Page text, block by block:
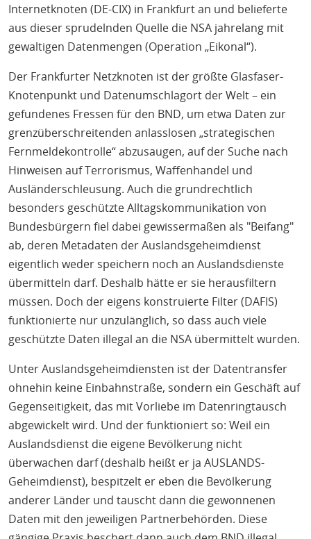
Internetknoten (DE-CIX) in Frankfurt an und belieferte
aus dieser sprudelnden Quelle die NSA jahrelang mit
gewaltigen Datenmengen (Operation „Eikonal“).
Der Frankfurter Netzknoten ist der größte Glasfaser-
Knotenpunkt und Datenumschlagort der Welt – ein
gefundenes Fressen für den BND, um etwa Daten zur
grenzüberschreitenden anlasslosen „strategischen
Fernmeldekontrolle“ abzusaugen, auf der Suche nach
Hinweisen auf Terrorismus, Waffenhandel und
Ausländerschleusung. Auch die grundrechtlich
besonders geschützte Alltagskommunikation von
Bundesbürgern fiel dabei gewissermaßen als "Beifang"
ab, deren Metadaten der Auslandsgeheimdienst
eigentlich weder speichern noch an Auslandsdienste
übermitteln darf. Deshalb hätte er sie herausfiltern
müssen. Doch der eigens konstruierte Filter (DAFIS)
funktionierte nur unzulänglich, so dass auch viele
geschützte Daten illegal an die NSA übermittelt wurden.
Unter Auslandsgeheimdiensten ist der Datentransfer
ohnehin keine Einbahnstraße, sondern ein Geschäft auf
Gegenseitigkeit, das mit Vorliebe im Datenringtausch
abgewickelt wird. Und der funktioniert so: Weil ein
Auslandsdienst die eigene Bevölkerung nicht
überwachen darf (deshalb heißt er ja AUSLANDS-
Geheimdienst), bespitzelt er eben die Bevölkerung
anderer Länder und tauscht dann die gewonnenen
Daten mit den jeweiligen Partnerbehörden. Diese